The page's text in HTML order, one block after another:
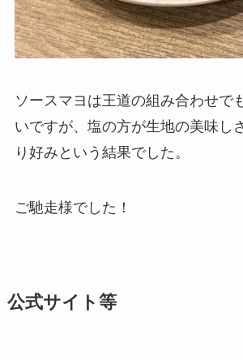
ソースマヨは王道の組み合わせで
いですが、塩の方が生地の美味し
り好みという結果でした。
ご馳走様でした！
公式サイト等